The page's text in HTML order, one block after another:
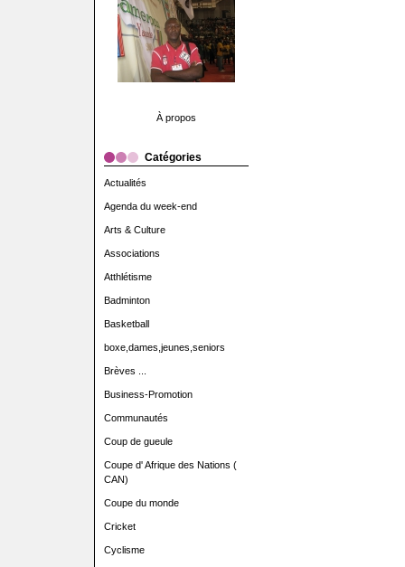
À propos
Catégories
Actualités
Agenda du week-end
Arts & Culture
Associations
Atthlétisme
Badminton
Basketball
boxe,dames,jeunes,seniors
Brèves ...
Business-Promotion
Communautés
Coup de gueule
Coupe d' Afrique des Nations (
CAN)
Coupe du monde
Cricket
Cyclisme